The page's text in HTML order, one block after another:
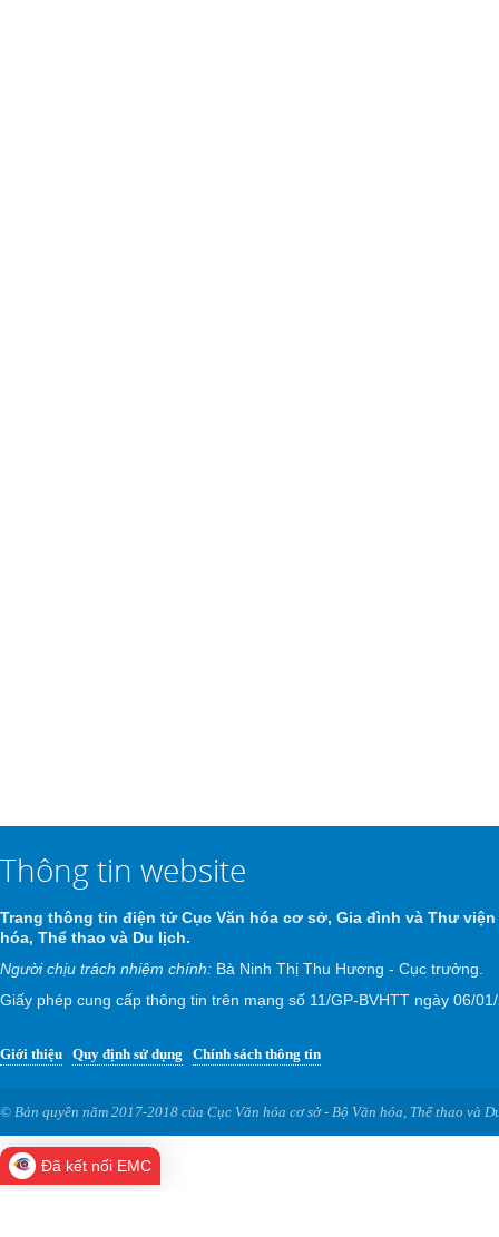
Thông tin website
Trang thông tin điện tử Cục Văn hóa cơ sở, Gia đình và Thư viện
hóa, Thể thao và Du lịch.
Người chịu trách nhiệm chính: Bà Ninh Thị Thu Hương - Cục trưởng.
Giấy phép cung cấp thông tin trên mạng số 11/GP-BVHTT ngày 06/
Giới thiệu Quy định sử dụng Chính sách thông tin
© Bản quyền năm 2017-2018 của Cục Văn hóa cơ sở - Bộ Văn hóa, Thể thao và
Đã kết nối EMC